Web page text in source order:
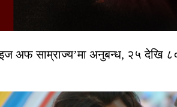
अफ साम्राज्य’मा अनुबन्ध, २५ देखि